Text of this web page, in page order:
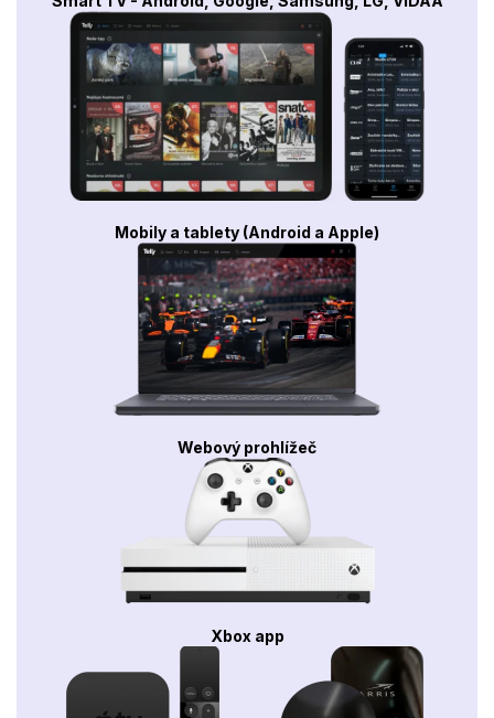
Mobily a tablety (Android a Apple)
Webový prohlížeč
Xbox app